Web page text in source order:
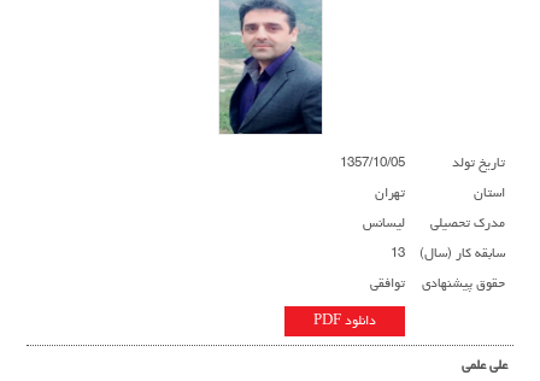
تاریخ تولد
1357/10/05
استان
تهران
مدرک تحصیلی
لیسانس
سابقه کار (سال)
13
حقوق پیشنهادی
توافقی
دانلود PDF
علی علمی